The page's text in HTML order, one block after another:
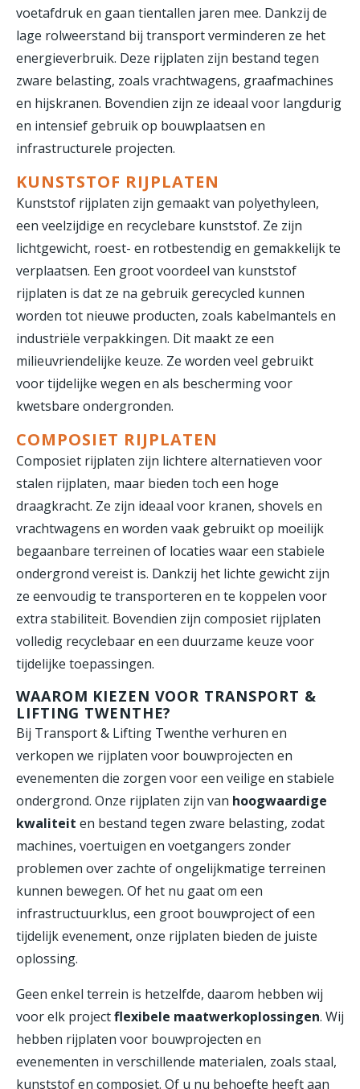
voetafdruk en gaan tientallen jaren mee. Dankzij de
lage rolweerstand bij transport verminderen ze het
energieverbruik. Deze rijplaten zijn bestand tegen
zware belasting, zoals vrachtwagens, graafmachines
en hijskranen. Bovendien zijn ze ideaal voor langdurig
en intensief gebruik op bouwplaatsen en
infrastructurele projecten.
KUNSTSTOF RIJPLATEN
Kunststof rijplaten zijn gemaakt van polyethyleen,
een veelzijdige en recyclebare kunststof. Ze zijn
lichtgewicht, roest- en rotbestendig en gemakkelijk te
verplaatsen. Een groot voordeel van kunststof
rijplaten is dat ze na gebruik gerecycled kunnen
worden tot nieuwe producten, zoals kabelmantels en
industriële verpakkingen. Dit maakt ze een
milieuvriendelijke keuze. Ze worden veel gebruikt
voor tijdelijke wegen en als bescherming voor
kwetsbare ondergronden.
COMPOSIET RIJPLATEN
Composiet rijplaten zijn lichtere alternatieven voor
stalen rijplaten, maar bieden toch een hoge
draagkracht. Ze zijn ideaal voor kranen, shovels en
vrachtwagens en worden vaak gebruikt op moeilijk
begaanbare terreinen of locaties waar een stabiele
ondergrond vereist is. Dankzij het lichte gewicht zijn
ze eenvoudig te transporteren en te koppelen voor
extra stabiliteit. Bovendien zijn composiet rijplaten
volledig recyclebaar en een duurzame keuze voor
tijdelijke toepassingen.
WAAROM KIEZEN VOOR TRANSPORT &
LIFTING TWENTHE?
Bij Transport & Lifting Twenthe verhuren en
verkopen we rijplaten voor bouwprojecten en
evenementen die zorgen voor een veilige en stabiele
ondergrond. Onze rijplaten zijn van hoogwaardige
kwaliteit en bestand tegen zware belasting, zodat
machines, voertuigen en voetgangers zonder
problemen over zachte of ongelijkmatige terreinen
kunnen bewegen. Of het nu gaat om een
infrastructuurklus, een groot bouwproject of een
tijdelijk evenement, onze rijplaten bieden de juiste
oplossing.
Geen enkel terrein is hetzelfde, daarom hebben wij
voor elk projectflexibele maatwerkoplossingen. Wij
hebben rijplaten voor bouwprojecten en
evenementen in verschillende materialen, zoals staal,
kunststof en composiet. Of u nu behoefte heeft aan